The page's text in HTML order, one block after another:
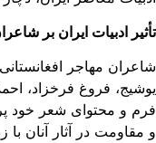
ادبیات ایران بر
مهاجر
فروغ فرخزاد،
و محتوای شعر خود
در آثار آنان با